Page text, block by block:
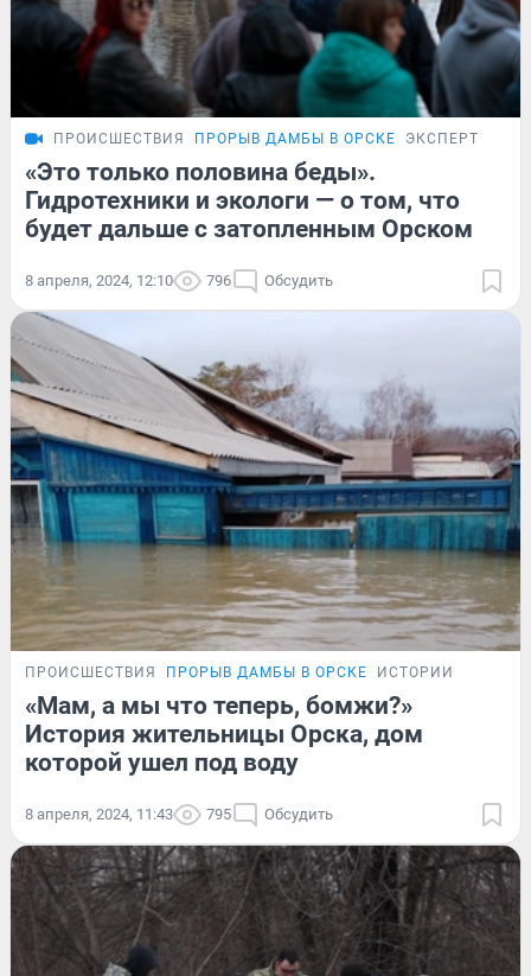
ПРОИСШЕСТВИЯ ПРОРЫВ ДАМБЫ В ОРСКЕ ЭКСПЕРТ
«Это только половина беды».
Гидротехники и экологи — о том, что
будет дальше с затопленным Орском
8 апреля, 2024, 12:10 796 Обсудить
ПРОИСШЕСТВИЯ ПРОРЫВ ДАМБЫ В ОРСКЕ ИСТОРИИ
«Мам, а мы что теперь, бомжи?»
История жительницы Орска, дом
которой ушел под воду
8 апреля, 2024, 11:43 795 Обсудить